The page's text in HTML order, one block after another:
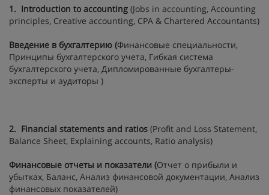
1. Introduction to accounting (Jobs in accounting, Accounting
principles, Creative accounting, CPA & Chartered Accountants)
Введение в бухгалтерию (Финансовые специальности,
Принципы бухгалтерского учета, Гибкая система
бухгалтерского учета, Дипломированные бухгалтеры-
эксперты и аудиторы )
2. Financial statements and ratios (Profit and Loss Statement,
Balance Sheet, Explaining accounts, Ratio analysis)
Финансовые отчеты и показатели (Отчет о прибыли и
убытках, Баланс, Анализ финансовой документации, Анализ
финансовых показателей)